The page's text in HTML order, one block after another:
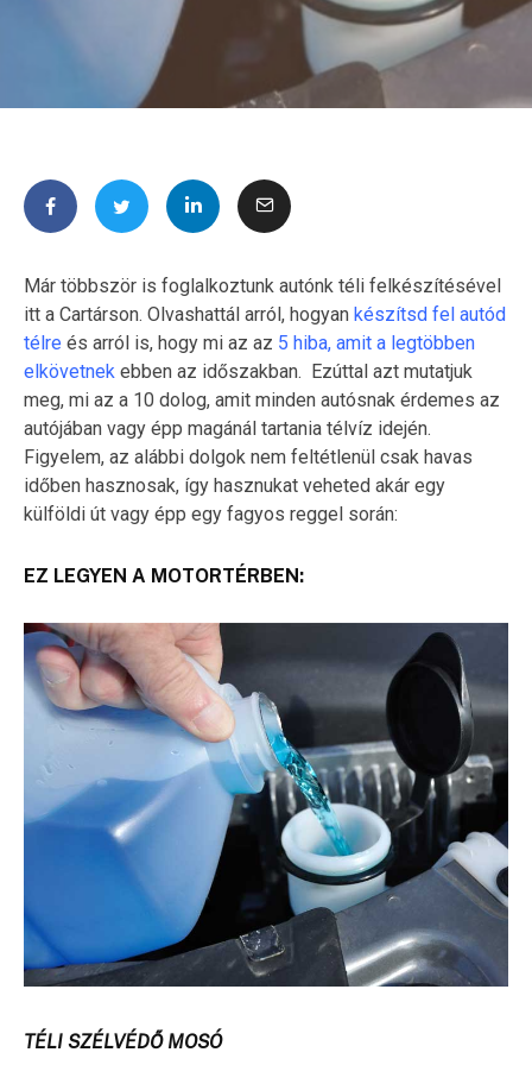
Már többször is foglalkoztunk autónk téli felkészítésével
itt a Cartárson. Olvashattál arról, hogyan készítsd fel autód
télre és arról is, hogy mi az az 5 hiba, amit a legtöbben
elkövetnek ebben az időszakban. Ezúttal azt mutatjuk
meg, mi az a 10 dolog, amit minden autósnak érdemes az
autójában vagy épp magánál tartania télvíz idején.
Figyelem, az alábbi dolgok nem feltétlenül csak havas
időben hasznosak, így hasznukat veheted akár egy
külföldi út vagy épp egy fagyos reggel során:
EZ LEGYEN A MOTORTÉRBEN:
TÉLI SZÉLVÉDŐ MOSÓ